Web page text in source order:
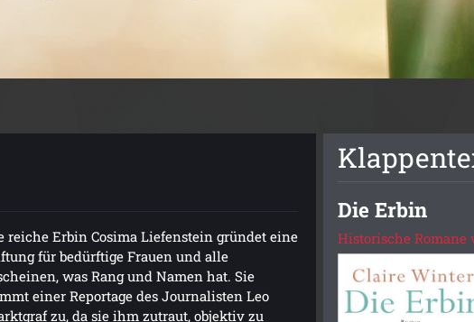
reiche Erbin Cosima Liefenstein gründet eine
für bedürftige Frauen und alle
was Rang und Namen hat. Sie
einer Reportage des Journalisten Leo
zu, da sie ihm zutraut, objektiv zu
Die Erbin
Historische